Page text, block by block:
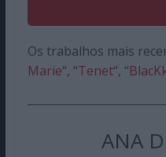
Os trabalhos mais
Marie“, “Tenet“, “
ANA